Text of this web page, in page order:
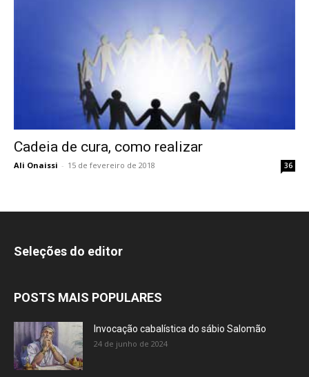
Cadeia de cura, como realizar
Ali Onaissi - 15 de fevereiro de 2018 36
Seleções do editor
POSTS MAIS POPULARES
Invocação cabalística do sábio Salomão
24 de junho de 2024